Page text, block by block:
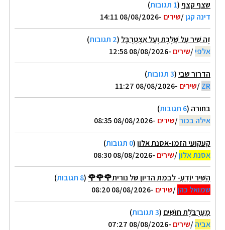
שצף קצף (1 תגובות
)
דינה קגן/שירים -08/08/2026 14:11
זֶה שִׁיר עַל שַׁלֶּכֶת וְעַל אִצְטְרֻבָּל (2 תגובות
)
אלפי/שירים -08/08/2026 12:58
הדרור שבי(3 תגובות
)
ZR
/שירים -08/08/2026 11:27
בחורה (6 תגובות
)
אילה בכור/שירים -08/08/2026 08:35
קעקועי הזמו-אסנת אלון(0 תגובות
)
אסנת אלון/שירים -08/08/2026 08:30
הַשִּׁיר יוֹדֵעַ- לבמת הדיון של נורית🌹🌹🌹 (8 תגובות
)
שמואל כהן/שירים -08/08/2026 08:20
מַעַרְבֹּלֶת חוּשִׁים (3 תגובות
)
אביה/שירים -08/08/2026 07:27